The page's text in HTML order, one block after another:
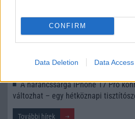
CONFIRM
Data Deletion Data Access
Az új narancssárga iPhone 17 Pro
azért, amire most gondolsz
bemutatkozó csúcsmobilban
A narancssárga iPhone 17 Pro
változhat – egy hétköznapi
További hírek